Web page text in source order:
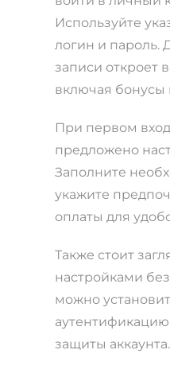
Используйте
логин и пароль.
записи откроет
включая бонусы
При первом
предложено
Заполните
укажите
оплаты для
Также стоит
настройками
можно
защиты аккаунта.